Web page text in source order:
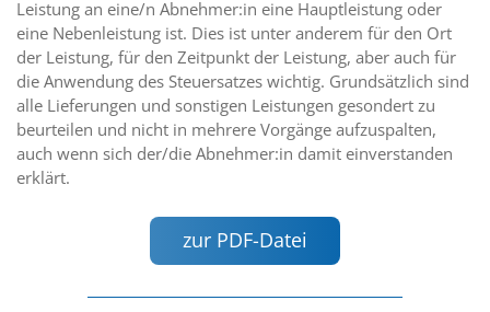
Leistung an eine/n Abnehmer:in eine Hauptleistung oder
eine Nebenleistung ist. Dies ist unter anderem für den Ort
der Leistung, für den Zeitpunkt der Leistung, aber auch für
die Anwendung des Steuersatzes wichtig. Grundsätzlich sind
alle Lieferungen und sonstigen Leistungen gesondert zu
beurteilen und nicht in mehrere Vorgänge aufzuspalten,
auch wenn sich der/die Abnehmer:in damit einverstanden
erklärt.
zur PDF-Datei